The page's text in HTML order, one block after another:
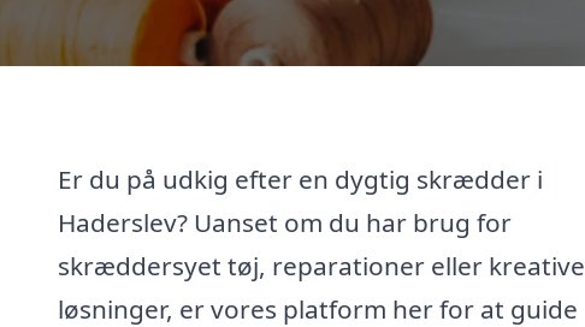
Er du på udkig efter en dygtig skrædder i
Haderslev? Uanset om du har brug for
skræddersyet tøj, reparationer eller kreative
løsninger, er vores platform her for at guide